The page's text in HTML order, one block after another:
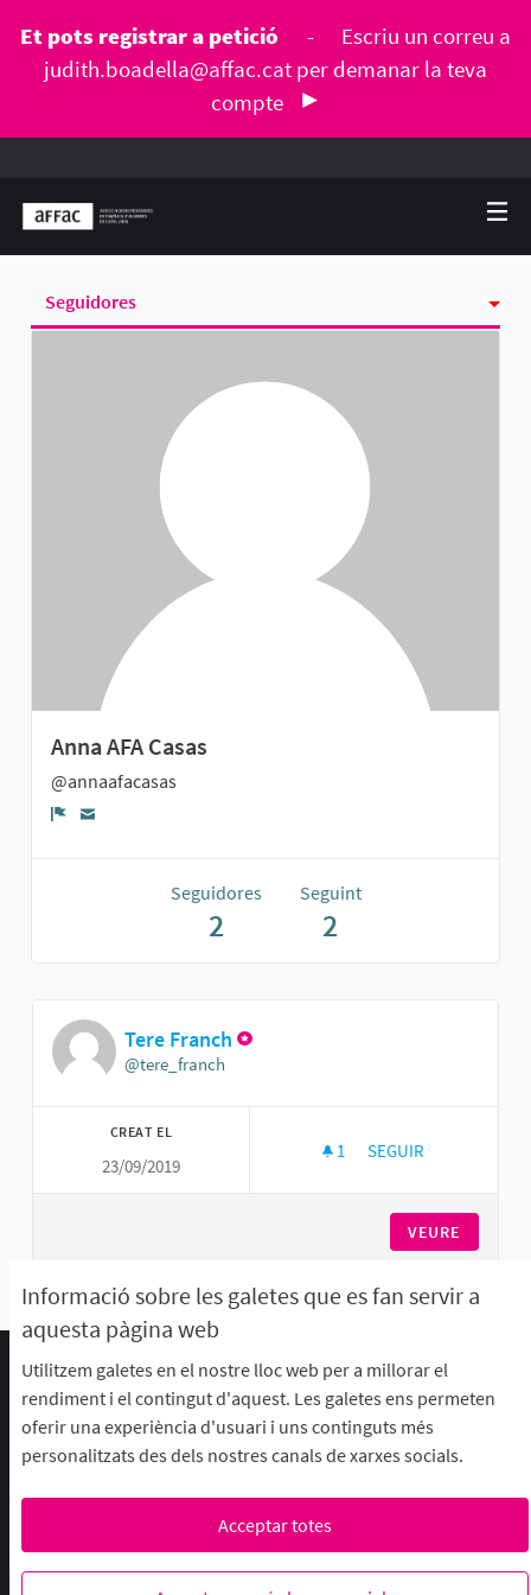
Informació sobre les galetes que es fan servir a
aquesta pàgina web
Utilitzem galetes en el nostre lloc web per a millorar el
rendiment i el contingut d'aquest. Les galetes ens permeten
oferir una experiència d'usuari i uns continguts més
personalitzats des dels nostres canals de xarxes socials.
Acceptar totes
Et pots registrar a petició -
Escriu un correu a
judith.boadella@affac.cat per demanar la teva
compte
Seguidores
Anna AFA Casas
@annaafacasas
Seguidores
2
Seguint
2
Tere Franch
@tere_franch
CREAT EL
23/09/2019
1 1 SEGUIDORA
SEGUIR
VEURE
Termes d'ús i condicions
Descarrega els fitxers de dades obertes
Configuració de les galetes